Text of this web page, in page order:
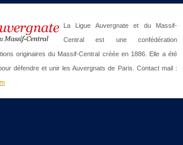
La Ligue Auvergnate et du Massif-
Central est une confédération
originaires du Massif-Central créée en 1886. Elle a été
défendre et unir les Auvergnats de Paris. Contact mail :